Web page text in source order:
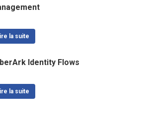
la suite
Identity Flows
la suite